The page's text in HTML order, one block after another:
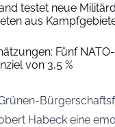
testet neue
aus
Fünf
von 3,5 %
Habeck eine